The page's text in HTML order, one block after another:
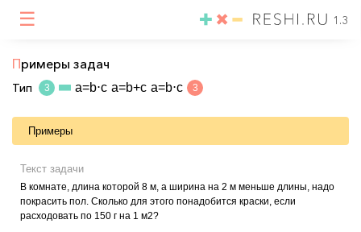
☰ 1.3
Примеры задач
Тип 3 a=b⋅c a=b+c a=b⋅c 3
Примеры
Текст задачи
В комнате, длина которой 8 м, а ширина на 2 м меньше длины, надо
покрасить пол. Сколько для этого понадобится краски, если
расходовать по 150 г на 1 м2?